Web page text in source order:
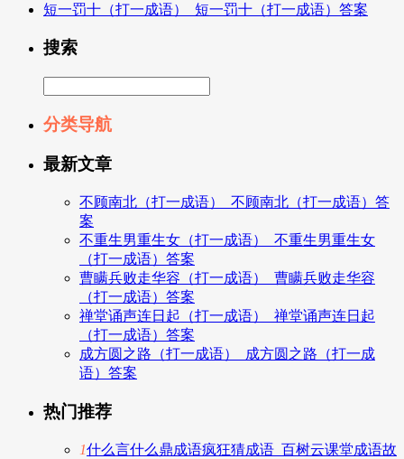
短一罚十（打一成语）_短一罚十（打一成语）答案
搜索
分类导航
最新文章
不顾南北（打一成语）_不顾南北（打一成语）答
案
不重生男重生女（打一成语）_不重生男重生女
（打一成语）答案
曹瞒兵败走华容（打一成语）_曹瞒兵败走华容
（打一成语）答案
禅堂诵声连日起（打一成语）_禅堂诵声连日起
（打一成语）答案
成方圆之路（打一成语）_成方圆之路（打一成
语）答案
热门推荐
1什么言什么鼎成语疯狂猜成语_百树云课堂成语故